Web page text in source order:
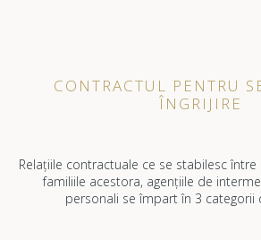
CONTRACTUL PENTRU
ÎNGRIJIRE
Relațiile contractuale ce se stabilesc
familiile acestora, agențiile de
personali se împart în 3 categorii